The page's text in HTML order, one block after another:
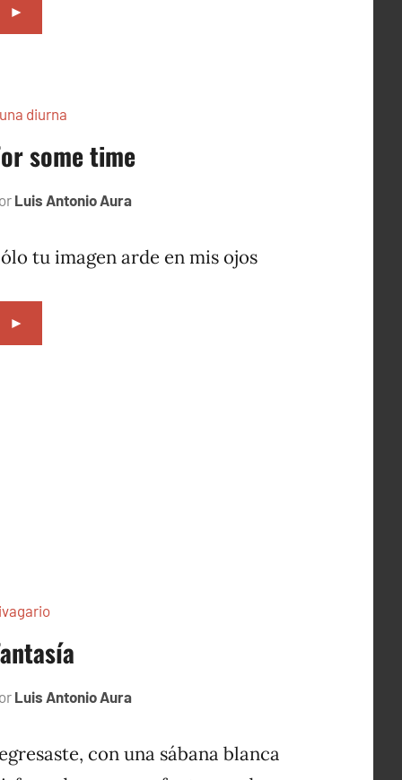
►
diurna
some time
Luis Antonio Aura
2002
tu imagen arde en mis ojos
►
Luis Antonio Aura
1996
con una sábana blanca